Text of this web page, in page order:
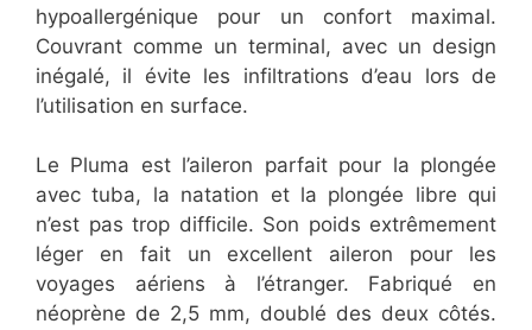
hypoallergénique pour un confort maximal.
Couvrant comme un terminal, avec un design
inégalé, il évite les infiltrations d’eau lors de
l’utilisation en surface.
Le Pluma est l’aileron parfait pour la plongée
avec tuba, la natation et la plongée libre qui
n’est pas trop difficile. Son poids extrêmement
léger en fait un excellent aileron pour les
voyages aériens à l’étranger. Fabriqué en
néoprène de 2,5 mm, doublé des deux côtés.